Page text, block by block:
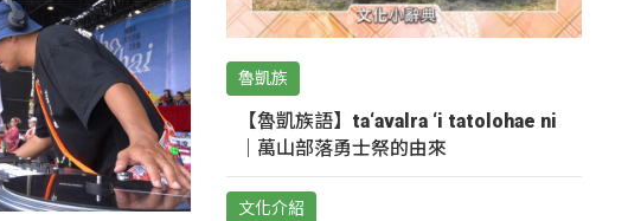
魯凱族
【魯凱族語】ta‘avalra ‘i tatolohae ni
｜萬山部落勇士祭的由來
文化介紹